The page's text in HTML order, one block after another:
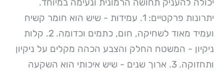
יכולה להעניק תחושה הרמונית ונעימה במיוחד.
יתרונות פרקטיים:
1. עמידות - שיש הוא חומר קשיח
ועמיד מאוד לשחיקה, חום, כתמים וכדומה.
2. קלות
ניקיון - המשטח החלק והצבע הכהה מקלים על ניקיון
ותחזוקה.
3. ארוך שנים - שיש איכותי הוא השקעה